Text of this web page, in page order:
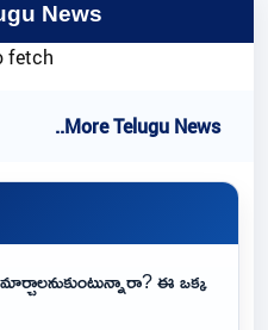
News
fetch
..More Telugu News
ఈ ఒక్క